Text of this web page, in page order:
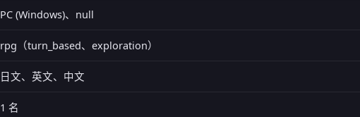
PC (Windows)、null
rpg（turn_based、exploration）
日文、英文、中文
1 名